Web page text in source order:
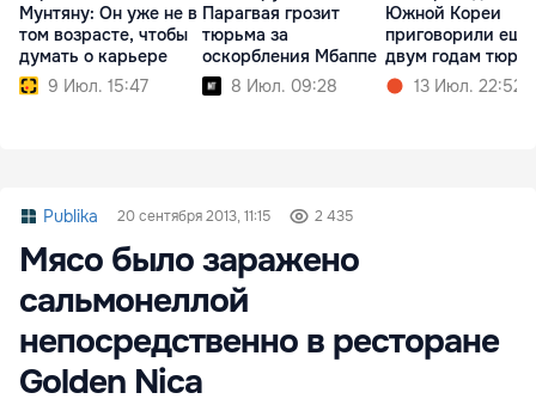
Мунтяну: Он уже не в
том возрасте, чтобы
думать о карьере
9 Июл. 15:47
Парагвая грозит
тюрьма за
оскорбления Мбаппе
8 Июл. 09:28
Южной Кореи
приговорили еще
двум годам
13 Июл. 22:52
Publika 20 сентября 2013, 11:15 2 435
Мясо было заражено
сальмонеллой
непосредственно в ресторане
Golden Nica